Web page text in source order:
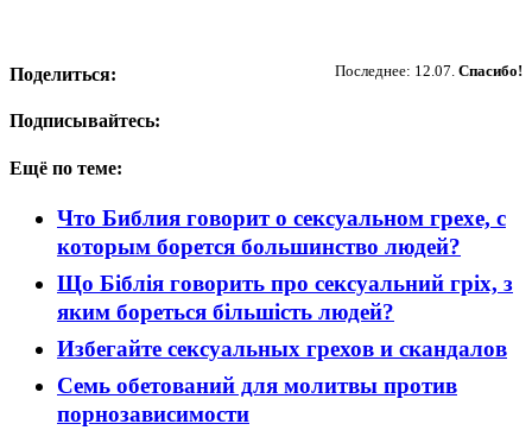
Последнее: 12.07. Спасибо!
Поделиться:
Подписывайтесь:
Ещё по теме:
Что Библия говорит о сексуальном грехе, с
которым борется большинство людей?
Що Біблія говорить про сексуальний гріх, з
яким бореться більшість людей?
Избегайте сексуальных грехов и скандалов
Семь обетований для молитвы против
порнозависимости